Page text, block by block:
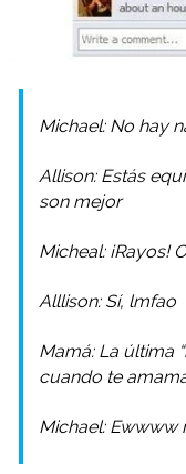
Michael: No hay
Allison: Estás
son mejor
Micheal: ¡Rayos!
Alllison: Sí, lmfao
Mamá: La última
cuando te
Michael: Ewwww